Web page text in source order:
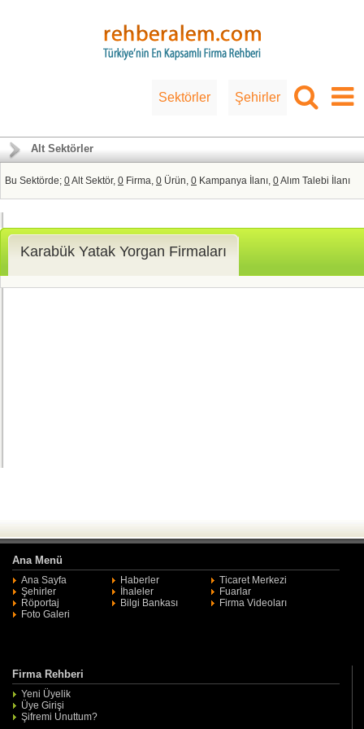
Sektörler Şehirler
Alt Sektörler
Bu Sektörde; 0Alt Sektör, 0 Firma, 0 Ürün, 0 Kampanya İlanı, 0Alım Talebi İlanı
Karabük Yatak Yorgan Firmaları
Ana Menü
Ana Sayfa Haberler
Ticaret Merkezi
Şehirler
İhaleler
Fuarlar
Röportaj
Bilgi Bankası
Firma Videoları
Foto Galeri
Firma Rehberi
Yeni Üyelik
Üye Girişi
Şifremi Unuttum?